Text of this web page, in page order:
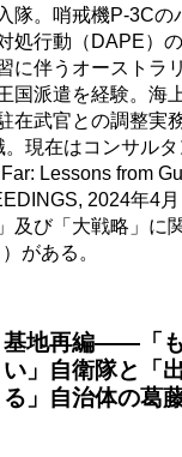
隊。哨戒機P-3Cの
処行動（DAPE）
に伴うオーストラ
国派遣を経験。海
在武官との調整実
。現在はコンサル
Lessons from
2024年4
及び「大戦略」に
がある。
基地再編――「
い」自衛隊と「
る」自治体の葛